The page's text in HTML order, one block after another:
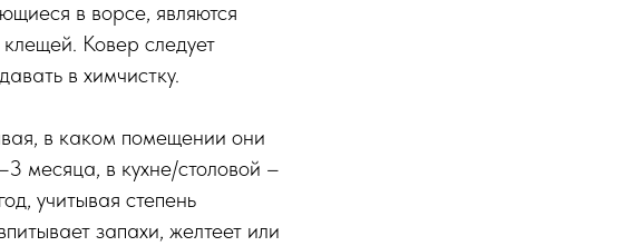
в ворсе, являются
Ковер следует
в химчистку.
в каком помещении они
месяца, в кухне/столовой –
учитывая степень
запахи, желтеет или